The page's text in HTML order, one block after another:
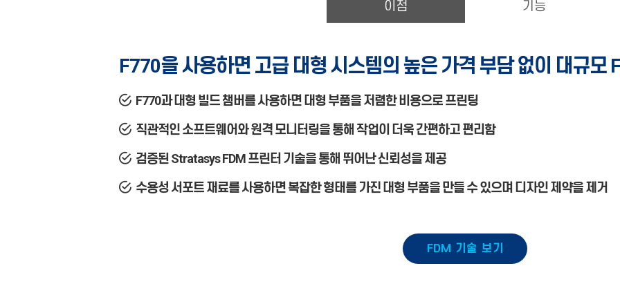
이점 기능
F770을 사용하면 고급 대형 시스템의 높은 가격 부담 없이 대규모
F770과 대형 빌드 챔버를 사용하면 대형 부품을 저렴한 비용으로 프린팅
직관적인 소프트웨어와 원격 모니터링을 통해 작업이 더욱 간편하고 편리함
검증된 Stratasys FDM 프린터 기술을 통해 뛰어난 신뢰성을 제공
수용성 서포트 재료를 사용하면 복잡한 형태를 가진 대형 부품을 만들 수 있으며 디자인 제약을 제거
FDM 기술 보기